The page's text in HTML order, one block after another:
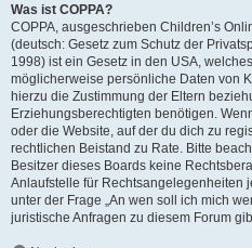
Was ist COPPA?
COPPA, ausgeschrieben Children’s
(deutsch: Gesetz zum Schutz der
1998) ist ein Gesetz in den USA,
möglicherweise persönliche Daten von
hierzu die Zustimmung der Eltern
Erziehungsberechtigten benötigen.
oder die Website, auf der du dich zu
rechtlichen Beistand zu Rate. Bitte
Besitzer dieses Boards keine
Anlaufstelle für Rechtsangelegenheiten
unter der Frage „An wen soll ich mich
juristische Anfragen zu diesem Forum